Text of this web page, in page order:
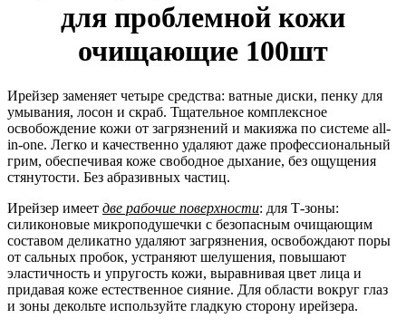
для проблемной кожи
очищающие 100шт
Ирейзер заменяет четыре средства: ватные диски, пенку для
умывания, лосон и скраб. Тщательное комплексное
освобождение кожи от загрязнений и макияжа по системе all-
in-one. Легко и качественно удаляют даже профессиональный
грим, обеспечивая коже свободное дыхание, без ощущения
стянутости. Без абразивных частиц.
Ирейзер имеет две рабочие поверхности: для Т-зоны:
силиконовые микроподушечки с безопасным очищающим
составом деликатно удаляют загрязнения, освобождают поры
от сальных пробок, устраняют шелушения, повышают
эластичность и упругость кожи, выравнивая цвет лица и
придавая коже естественное сияние. Для области вокруг глаз
и зоны декольте используйте гладкую сторону ирейзера.